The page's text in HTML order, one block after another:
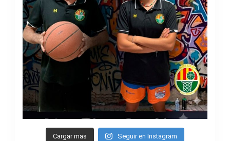
Cargar mas Seguir en Instagram